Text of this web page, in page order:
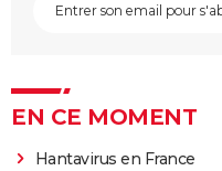
EN CE MOMENT
Hantavirus en France